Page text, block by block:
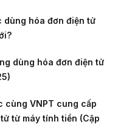
dùng hóa đơn điện tử
dùng hóa đơn điện tử
cùng VNPT cung cấp
từ máy tính tiền (Cập